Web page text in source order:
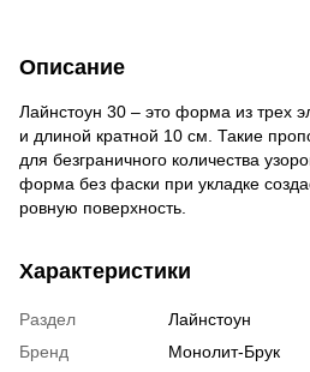
Описание
Лайнстоун 30 – это форма из трех
и длиной кратной 10 см. Такие
для безграничного количества
форма без фаски при укладке
ровную поверхность.
Характеристики
Раздел
Лайнстоун
Бренд
Монолит-Брук